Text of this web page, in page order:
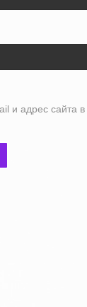
и адрес сайта